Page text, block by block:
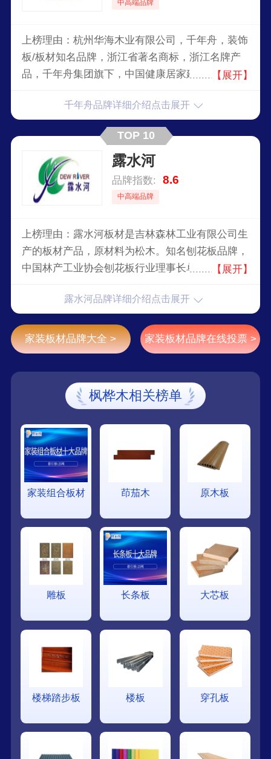
中高端品牌
上榜理由：杭州华海木业有限公司，千年舟，装饰
板/板材知名品牌，浙江省著名商标，浙江名牌产
品，千年舟集团旗下，中国健康居家建材推动者，
计、施工、装饰装修一体化指定绿色环保建材产
【展开】
千年舟品牌详细介绍点击展开
TOP 10
露水河
品牌指数: 8.6
中高端品牌
上榜理由：露水河板材是吉林森林工业有限公司生
产的板材产品，原材料为松木。知名刨花板品牌，
中国林产工业协会刨花板行业理事长单位，高新技
【展开】
露水河品牌详细介绍点击展开
家装板材品牌大全 > 家装板材品牌在线投票 >
枫桦木相关榜单
家装组合板材 茚茄木 原木板
雕板 长条板 大芯板
楼梯踏步板 楼板 穿孔板